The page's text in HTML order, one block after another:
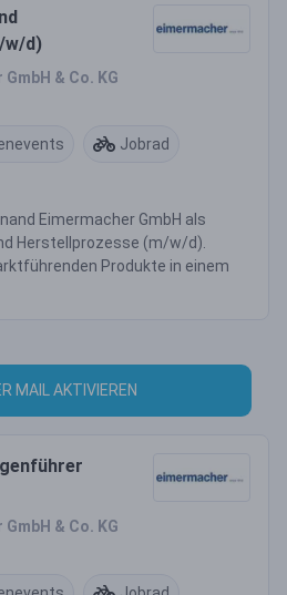
w/d)
& Co. KG
Jobrad
Eimermacher GmbH als
Herstellprozesse (m/w/d).
Produkte in einem
MAIL AKTIVIEREN
& Co. KG